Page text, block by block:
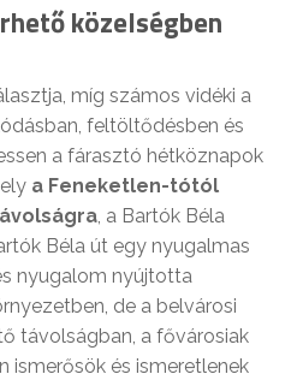
közelségben
míg számos vidéki a
feltöltődésben és
a fárasztó hétköznapok
a Feneketlen-tótól
, a Bartók Béla
Béla út egy nyugalmas
nyugalom nyújtotta
de a belvárosi
távolságban, a fővárosiak
ismerősök és ismeretlenek